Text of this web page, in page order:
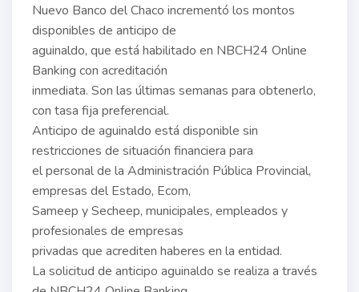
Nuevo Banco del Chaco incrementó los montos
disponibles de anticipo de
aguinaldo, que está habilitado en NBCH24 Online
Banking con acreditación
inmediata. Son las últimas semanas para obtenerlo,
con tasa fija preferencial.
Anticipo de aguinaldo está disponible sin
restricciones de situación financiera para
el personal de la Administración Pública Provincial,
empresas del Estado, Ecom,
Sameep y Secheep, municipales, empleados y
profesionales de empresas
privadas que acrediten haberes en la entidad.
La solicitud de anticipo aguinaldo se realiza a través